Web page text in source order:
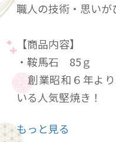
職人の技術・思いが
【商品内容】
・鞍馬石 85ｇ
創業昭和６年より
いる人気堅焼き！
当社人気ナンバー
もっと見る